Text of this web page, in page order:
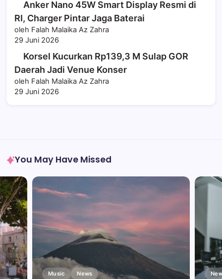
Anker Nano 45W Smart Display Resmi di
RI, Charger Pintar Jaga Baterai
oleh Falah Malaika Az Zahra
29 Juni 2026
Korsel Kucurkan Rp139,3 M Sulap GOR
Daerah Jadi Venue Konser
oleh Falah Malaika Az Zahra
29 Juni 2026
You May Have Missed
Music News